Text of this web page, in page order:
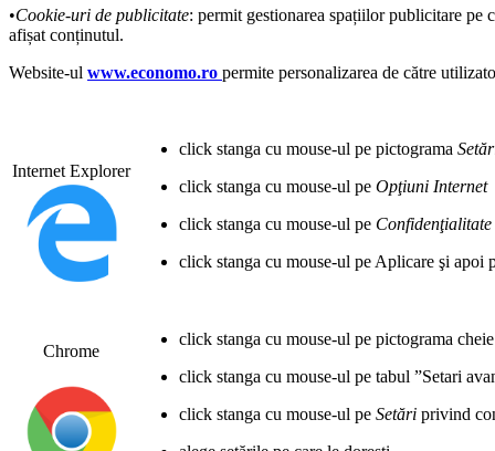
•Cookie-uri de publicitate: permit gestionarea spațiilor publicitare pe
afișat conținutul.
Website-ul www.economo.ro permite personalizarea de către
Internet Explorer
click stanga cu mouse-ul pe pictograma
click stanga cu mouse-ul pe Opţiuni Internet
click stanga cu mouse-ul pe Confidenţialitate
click stanga cu mouse-ul pe Aplicare şi apoi
Chrome
click stanga cu mouse-ul pe pictograma cheie
click stanga cu mouse-ul pe tabul ”Setari
click stanga cu mouse-ul pe Setări privind